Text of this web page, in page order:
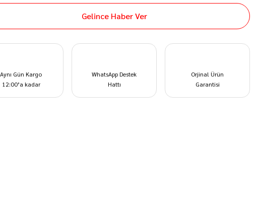
Gelince Haber Ver
Aynı Gün Kargo
12:00’a kadar
WhatsApp Destek
Hattı
Orjinal Ürün
Garantisi